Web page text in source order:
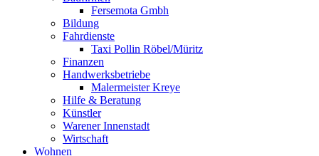
Fersemota Gmbh
Bildung
Fahrdienste
Taxi Pollin Röbel/Müritz
Finanzen
Handwerksbetriebe
Malermeister Kreye
Hilfe & Beratung
Künstler
Warener Innenstadt
Wirtschaft
Wohnen